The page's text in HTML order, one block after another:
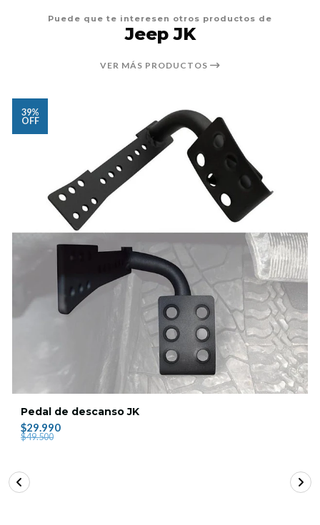
Puede que te interesen otros productos de
Jeep JK
VER MÁS PRODUCTOS
39%
OFF
Pedal de descanso JK
$29.990
$49.500